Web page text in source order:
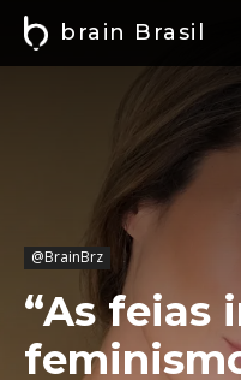
brain Brasil
@BrainBrz
“As feias